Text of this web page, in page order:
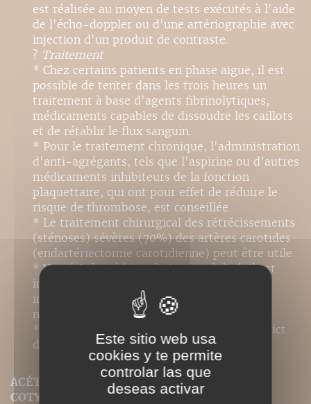
est réalisée au moyen de tests exécutés à l'aide
de l'écho-doppler ou d'une artériographie avec
injection d'un produit de contraste.
? Traitement
* Chez certains patients en phase aiguë, il est
possible de tenter dans les trois heures un
traitement à base d'agents fibrinolytiques,
médicaments capables de dissoudre les caillots
et de rétablir le flux sanguin.
* Pour le traitement chronique, l'administration
d'anti-agrégants, tels que l'aspirine ou d'autres
médicaments inhibiteurs de la fonction
plaquettaire, qui ont pour effet de réduire le
risque de thrombose, est conseillée.
* Le traitement chirurgical des rétrécissements
(sténoses) sévères (70%) des artères carotides
(endartériectomie carotidienne) peut être utile.
* Une fois le tableau clinique stabilisé, il est
indispensable d'entamer une réhabilitation
intensive dont le but est de réduire au
maximum les pertes fonctionnelles.
* Il est essentiel d'effectuer un contrôle strict
des facteurs de risque vasculaire.
ACÉTABULUM (OU CAVITÉ COTYLOÏDE, OU
COTYLE)
Este sitio web usa
cookies y te permite
controlar las que
deseas activar